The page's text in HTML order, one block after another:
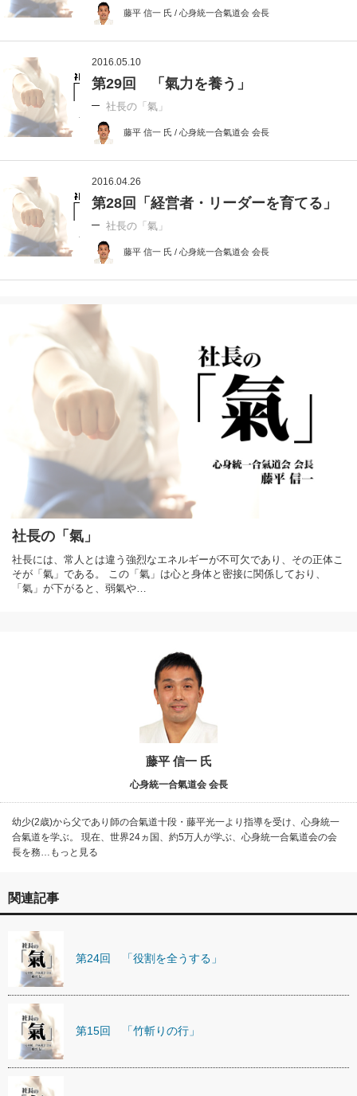
藤平 信一 氏 / 心身統一合氣道会 会長
2016.05.10
第29回 「氣力を養う」
社長の「氣」
藤平 信一 氏 / 心身統一合氣道会 会長
2016.04.26
第28回「経営者・リーダーを育てる」
社長の「氣」
藤平 信一 氏 / 心身統一合氣道会 会長
社長の「氣」
社長には、常人とは違う強烈なエネルギーが不可欠であり、その正体こ
そが「氣」である。 この「氣」は心と身体と密接に関係しており、
「氣」が下がると、弱氣や…
藤平 信一 氏
心身統一合氣道会 会長
幼少(2歳)から父であり師の合氣道十段・藤平光一より指導を受け、心身統一
合氣道を学ぶ。 現在、世界24ヵ国、約5万人が学ぶ、心身統一合氣道会の会
長を務…もっと見る
関連記事
第24回 「役割を全うする」
第15回 「竹斬りの行」